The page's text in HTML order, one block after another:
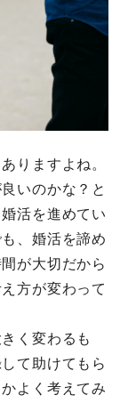
りますよね。
いのかな？と
活を進めてい
、婚活を諦め
が大切だから
方が変わって
く変わるも
て助けてもら
よく考えてみ